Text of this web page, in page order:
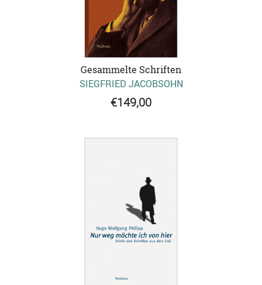
Gesammelte Schriften
SIEGFRIED JACOBSOHN
€149,00